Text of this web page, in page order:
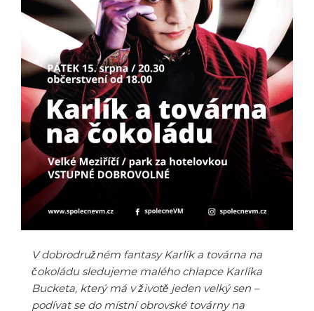
V dobrodružném fantasy Karlík a továrna na
čokoládu sledujeme malého chlapce Karlíka
Bucketa, který má v životě jeden velký sen –
podívat se do místní obrovské továrny na